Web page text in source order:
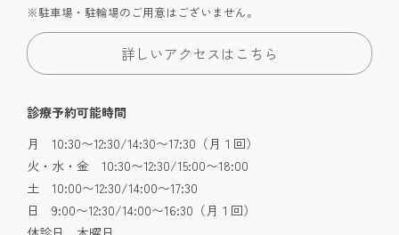
※駐車場・駐輪場のご用意はございません。
詳しいアクセスはこちら
診療予約可能時間
月 10:30〜12:30/14:30〜17:30（月１回）
火・水・金 10:30〜12:30/15:00〜18:00
土 10:00〜12:30/14:00〜17:30
日 9:00〜12:30/14:00〜16:30（月１回）